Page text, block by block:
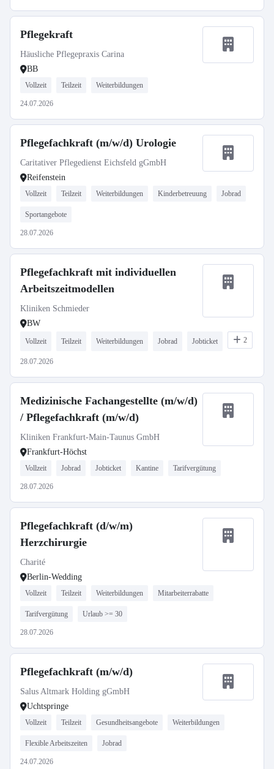
Pflegekraft
Häusliche Pflegepraxis Carina
BB
Vollzeit Teilzeit Weiterbildungen
24.07.2026
Pflegefachkraft (m/w/d) Urologie
Caritativer Pflegedienst Eichsfeld gGmbH
Reifenstein
Vollzeit Teilzeit Weiterbildungen Kinderbetreuung Jobrad
Sportangebote
28.07.2026
Pflegefachkraft mit individuellen
Arbeitszeitmodellen
Kliniken Schmieder
BW
Vollzeit Teilzeit Weiterbildungen Jobrad Jobticket 2
28.07.2026
Medizinische Fachangestellte (m/w/d)
/ Pflegefachkraft (m/w/d)
Kliniken Frankfurt-Main-Taunus GmbH
Frankfurt-Höchst
Vollzeit Jobrad Jobticket Kantine Tarifvergütung
28.07.2026
Pflegefachkraft (d/w/m)
Herzchirurgie
Charité
Berlin-Wedding
Vollzeit Teilzeit Weiterbildungen Mitarbeiterrabatte
Tarifvergütung Urlaub >= 30
28.07.2026
Pflegefachkraft (m/w/d)
Salus Altmark Holding gGmbH
Uchtspringe
Vollzeit Teilzeit Gesundheitsangebote Weiterbildungen
Flexible Arbeitszeiten Jobrad
24.07.2026